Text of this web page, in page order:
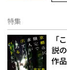
特集
「
説
作